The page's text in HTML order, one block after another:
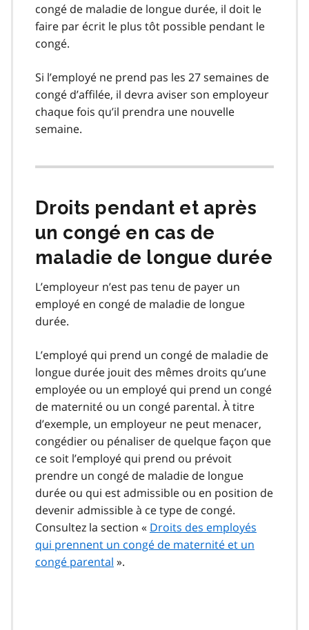
congé de maladie de longue durée, il doit le
faire par écrit le plus tôt possible pendant le
congé.
Si l’employé ne prend pas les 27 semaines de
congé d’affilée, il devra aviser son employeur
chaque fois qu’il prendra une nouvelle
semaine.
Droits pendant et après
un congé en cas de
maladie de longue durée
L’employeur n’est pas tenu de payer un
employé en congé de maladie de longue
durée.
L’employé qui prend un congé de maladie de
longue durée jouit des mêmes droits qu’une
employée ou un employé qui prend un congé
de maternité ou un congé parental. À titre
d’exemple, un employeur ne peut menacer,
congédier ou pénaliser de quelque façon que
ce soit l’employé qui prend ou prévoit
prendre un congé de maladie de longue
durée ou qui est admissible ou en position de
devenir admissible à ce type de congé.
Consultez la section « Droits des employés
qui prennent un congé de maternité et un
congé parental ».